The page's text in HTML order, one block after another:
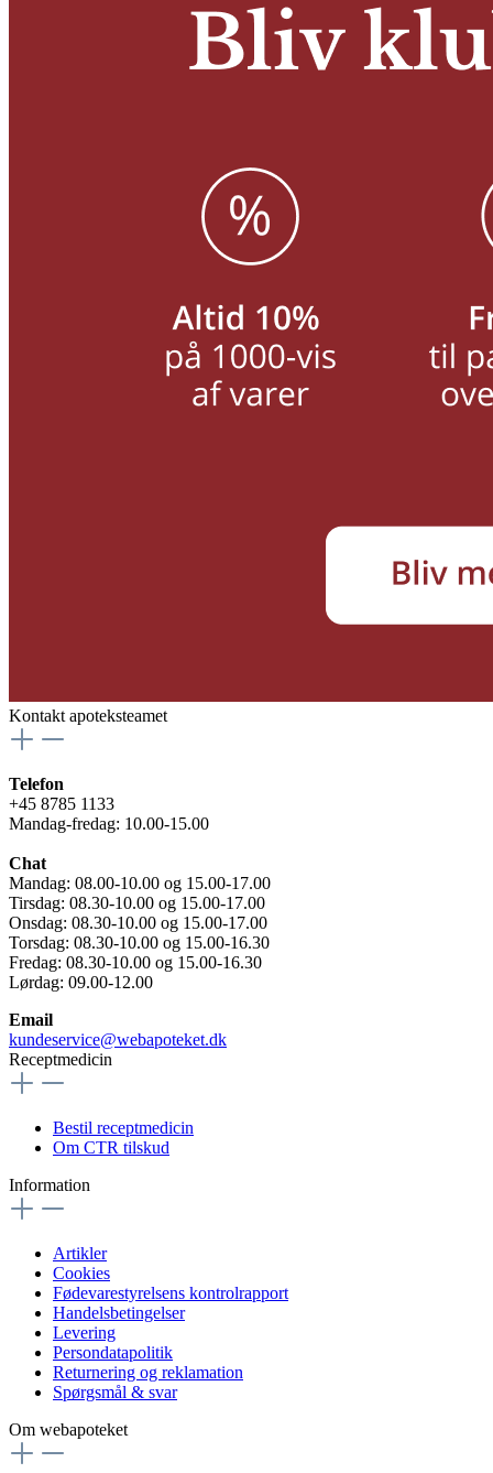
Kontakt apoteksteamet
Telefon
+45 8785 1133
Mandag-fredag: 10.00-15.00
Chat
Mandag: 08.00-10.00 og 15.00-17.00
Tirsdag: 08.30-10.00 og 15.00-17.00
Onsdag: 08.30-10.00 og 15.00-17.00
Torsdag: 08.30-10.00 og 15.00-16.30
Fredag: 08.30-10.00 og 15.00-16.30
Lørdag: 09.00-12.00
Email
kundeservice@webapoteket.dk
Receptmedicin
Bestil receptmedicin
Om CTR tilskud
Information
Artikler
Cookies
Fødevarestyrelsens kontrolrapport
Handelsbetingelser
Levering
Persondatapolitik
Returnering og reklamation
Spørgsmål & svar
Om webapoteket